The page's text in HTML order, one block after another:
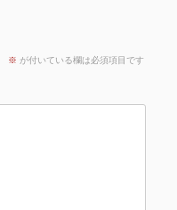
※ が付いている欄は必須項目です